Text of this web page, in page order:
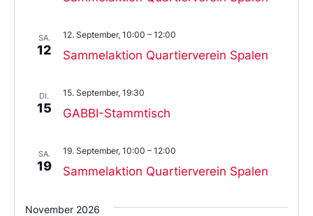
SA.
12 Sammelaktion Quartierverein Spalen
12. September, 10:00 – 12:00
DI.
15 GABBI-Stammtisch
15. September, 19:30
SA.
19 Sammelaktion Quartierverein Spalen
19. September, 10:00 – 12:00
November 2026